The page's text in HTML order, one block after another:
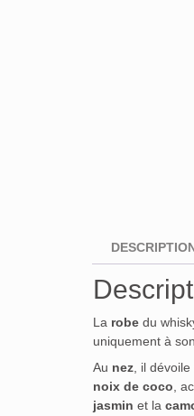
La robe du
uniquement à
Au nez, il dévoile
noix de coco,
jasmin et la